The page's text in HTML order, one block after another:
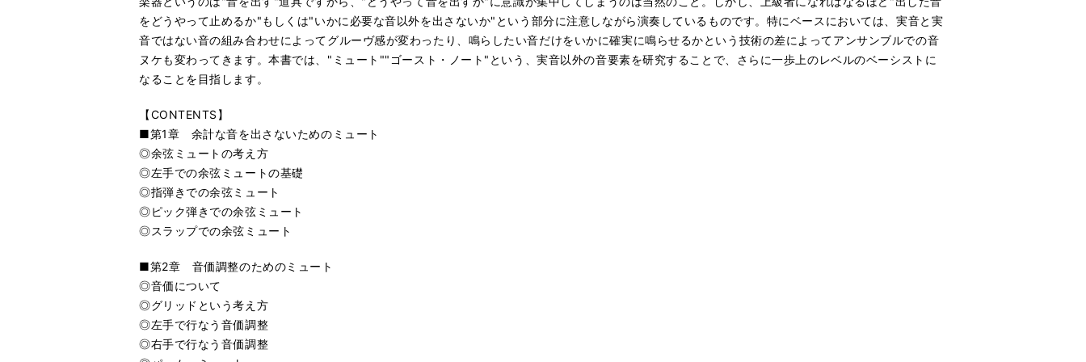
をどうやって止めるか"もしくは"いかに必要な音以外を出さないか"という部分に注意しながら演奏しているものです。特にベースにおいては、実音と実
音ではない音の組み合わせによってグルーヴ感が変わったり、鳴らしたい音だけをいかに確実に鳴らせるかという技術の差によってアンサンブルでの音
ヌケも変わってきます。本書では、"ミュート""ゴースト・ノート"という、実音以外の音要素を研究することで、さらに一歩上のレベルのベーシストに
なることを目指します。
【CONTENTS】
■第1章 余計な音を出さないためのミュート
◎余弦ミュートの考え方
◎左手での余弦ミュートの基礎
◎指弾きでの余弦ミュート
◎ピック弾きでの余弦ミュート
◎スラップでの余弦ミュート
■第2章 音価調整のためのミュート
◎音価について
◎グリッドという考え方
◎左手で行なう音価調整
◎右手で行なう音価調整